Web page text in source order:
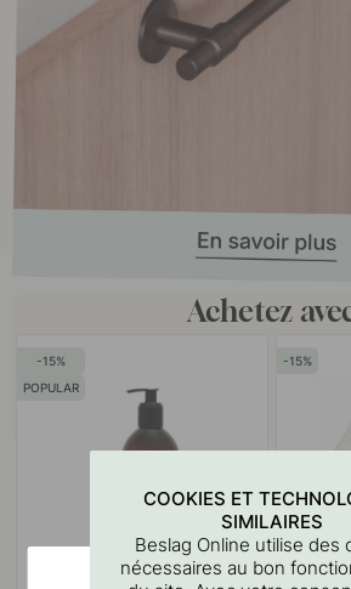
Achetez
15
POPULAR
15
COOKIES ET
SIMILAIRES
Beslag Online utilise des
nécessaires au bon